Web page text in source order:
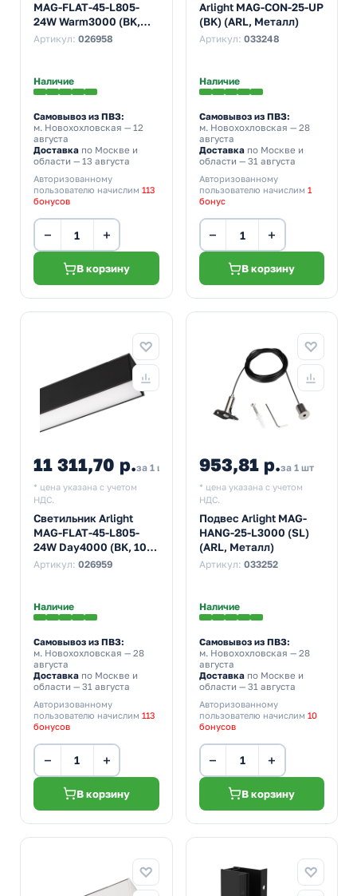
MAG-FLAT-45-L805-
24W Warm3000 (BK,
100 deg, 24V)
Артикул: 026958
Наличие
Самовывоз из ПВЗ:
м. Новохохловская — 12
августа
Доставка по Москве и
области — 13 августа
Авторизованному
пользователю начислим 113
бонусов
− +
В корзину
Arlight MAG-CON-25-UP
(BK) (ARL, Металл)
Артикул: 033248
Наличие
Самовывоз из ПВЗ:
м. Новохохловская — 28
августа
Доставкапо Москве и
области — 31 августа
Авторизованному
пользователю начислим 1
бонус
− +
В корзину
11 311,70 р.за 1 шт
* цена указана с учетом
НДС.
Светильник Arlight
MAG-FLAT-45-L805-
24W Day4000 (BK, 100
deg, 24V)
Артикул: 026959
Наличие
Самовывоз из ПВЗ:
м. Новохохловская — 28
августа
Доставка по Москве и
области — 31 августа
Авторизованному
пользователю начислим 113
бонусов
− +
В корзину
953,81 р.за 1 шт
* цена указана с учетом
НДС.
Подвес Arlight MAG-
HANG-25-L3000 (SL)
(ARL, Металл)
Артикул: 033252
Наличие
Самовывоз из ПВЗ:
м. Новохохловская — 28
августа
Доставкапо Москве и
области — 31 августа
Авторизованному
пользователю начислим 10
бонусов
− +
В корзину